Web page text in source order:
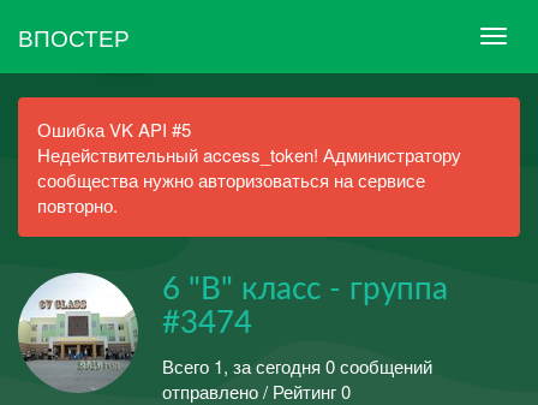
ВПОСТЕР
Ошибка VK API #5
Недействительный access_token! Администратору
сообщества нужно авторизоваться на сервисе
повторно.
6 "В" класс - группа
#3474
Всего 1, за сегодня 0 сообщений
отправлено / Рейтинг 0